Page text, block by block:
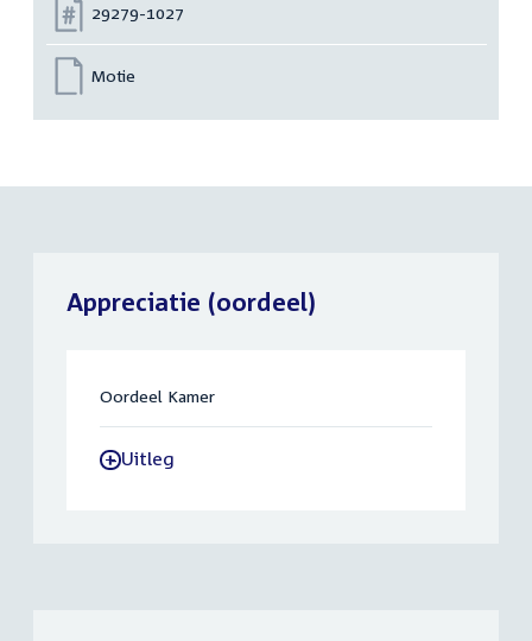
Nummer:
29279-1027
Motie
Appreciatie (oordeel)
Oordeel Kamer
-Uitleg